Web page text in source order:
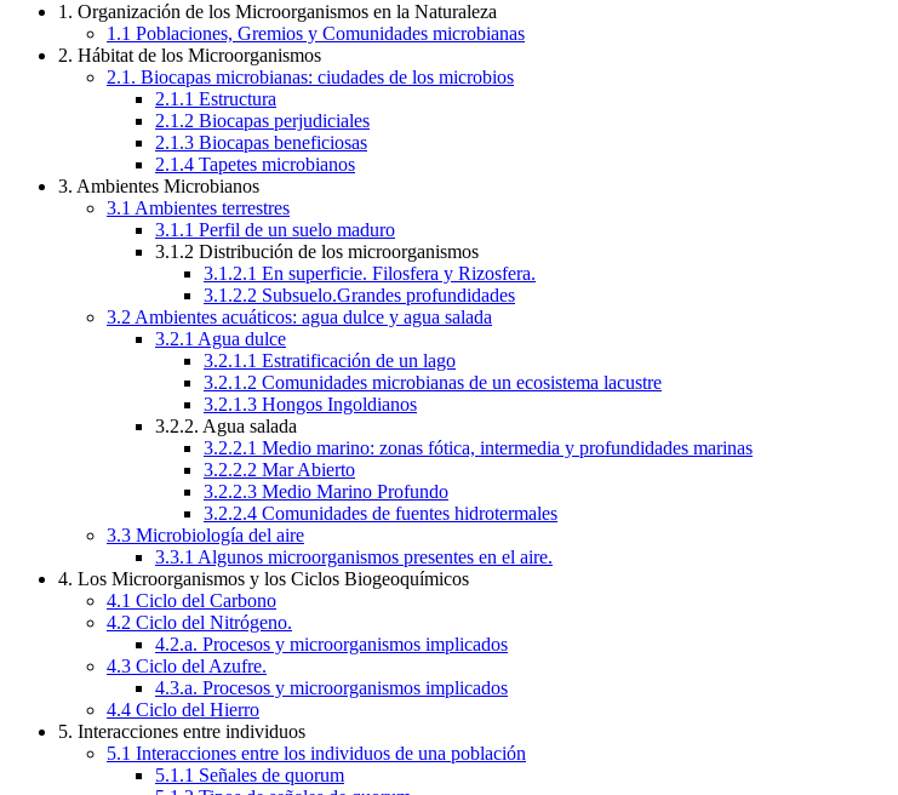
1. Organización de los Microorganismos en la Naturaleza
1.1 Poblaciones, Gremios y Comunidades microbianas
2. Hábitat de los Microorganismos
2.1. Biocapas microbianas: ciudades de los microbios
2.1.1 Estructura
2.1.2 Biocapas perjudiciales
2.1.3 Biocapas beneficiosas
2.1.4 Tapetes microbianos
3. Ambientes Microbianos
3.1 Ambientes terrestres
3.1.1 Perfil de un suelo maduro
3.1.2 Distribución de los microorganismos
3.1.2.1 En superficie. Filosfera y Rizosfera.
3.1.2.2 Subsuelo.Grandes profundidades
3.2 Ambientes acuáticos: agua dulce y agua salada
3.2.1 Agua dulce
3.2.1.1 Estratificación de un lago
3.2.1.2 Comunidades microbianas de un ecosistema lacustre
3.2.1.3 Hongos Ingoldianos
3.2.2. Agua salada
3.2.2.1 Medio marino: zonas fótica, intermedia y profundidades marinas
3.2.2.2 Mar Abierto
3.2.2.3 Medio Marino Profundo
3.2.2.4 Comunidades de fuentes hidrotermales
3.3 Microbiología del aire
3.3.1 Algunos microorganismos presentes en el aire.
4. Los Microorganismos y los Ciclos Biogeoquímicos
4.1 Ciclo del Carbono
4.2 Ciclo del Nitrógeno.
4.2.a. Procesos y microorganismos implicados
4.3 Ciclo del Azufre.
4.3.a. Procesos y microorganismos implicados
4.4 Ciclo del Hierro
5. Interacciones entre individuos
5.1 Interacciones entre los individuos de una población
5.1.1 Señales de quorum